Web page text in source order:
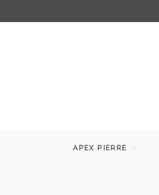
APEX PIERRE